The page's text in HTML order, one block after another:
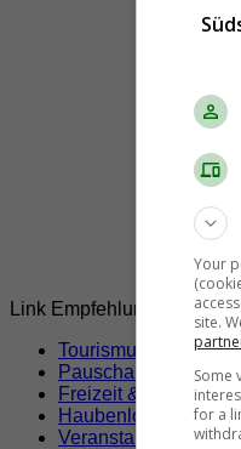
Link Empfehlungen
Tourismusverbände
Pauschalangebote
Freizeit & Sport
Haubenlokale
Veranstaltungen
Your
site.
Some
for a